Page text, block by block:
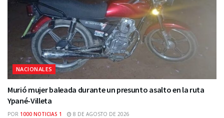
NACIONALES
Murió mujer baleada durante un presunto asalto en la ruta
Ypané-Villeta
POR 1000 NOTICIAS 1 8 DE AGOSTO DE 2026